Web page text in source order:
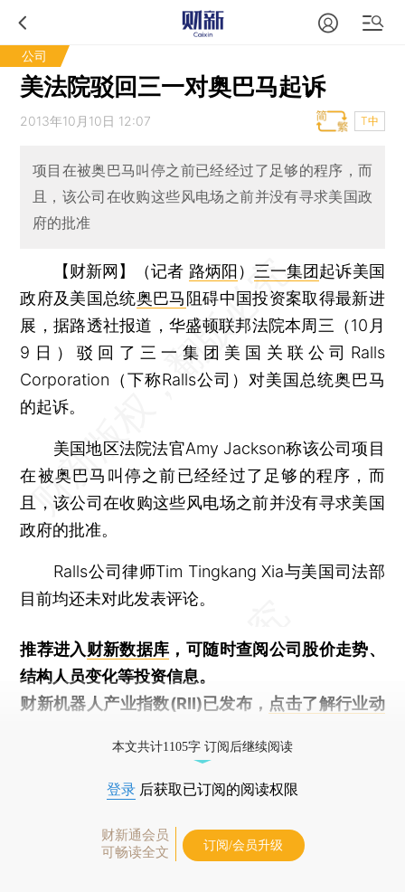
公司
美法院驳回三一对奥巴马起诉
2013年10月10日 12:07 T中
项目在被奥巴马叫停之前已经经过了足够的程序，而
且，该公司在收购这些风电场之前并没有寻求美国政
府的批准
【财新网】（记者 路炳阳 ） 三一集团起诉美国
政府及美国总统奥巴马阻碍中国投资案取得最新进
展，据路透社报道，华盛顿联邦法院本周三（10月
9日）驳回了三一集团美国关联公司Ralls
Corporation（下称Ralls公司）对美国总统奥巴马
的起诉。
美国地区法院法官Amy Jackson称该公司项目
在被奥巴马叫停之前已经经过了足够的程序，而
且，该公司在收购这些风电场之前并没有寻求美国
政府的批准。
Ralls公司律师Tim Tingkang Xia与美国司法部
目前均还未对此发表评论。
推荐进入财新数据库 ，可随时查阅公司股价走势、
结构人员变化等投资信息。
财新机器人产业指数(RII)已发布， 点击了解行业动
本文共计1105字 订阅后继续阅读
登录 后获取已订阅的阅读权限
财新通会员
可畅读全文
订阅/会员升级